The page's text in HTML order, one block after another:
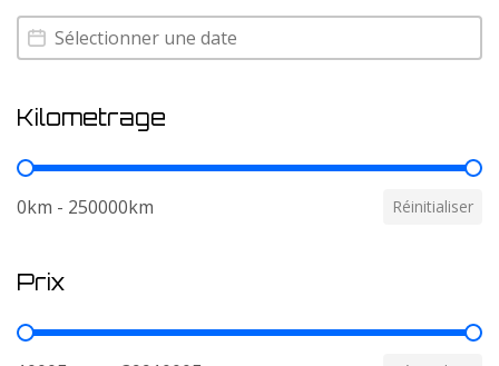
Annee
Annee
Kilometrage
Kilometrage
0km - 250000km Réinitialiser
Prix
Prix